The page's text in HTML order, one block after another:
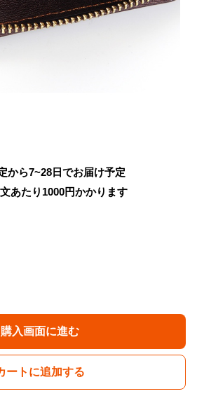
から7~28日でお届け予定
あたり 1000円かかります
購入画面に進む
ートに追加する